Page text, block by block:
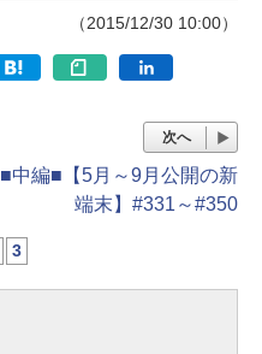
（2015/12/30 10:00）
次へ
■中編■【5月～9月公開の新
端末】#331～#350
3